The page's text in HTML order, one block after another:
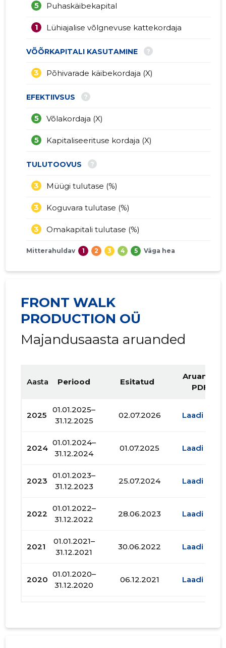
Puhaskäibekapital
5
Lühiajalise võlgnevuse kattekordaja
1
VÕÕRKAPITALI KASUTAMINE ?
Põhivarade käibekordaja (X)
3
EFEKTIIVSUS ?
Võlakordaja (X)
5
Kapitaliseerituse kordaja (X)
5
TULUTOOVUS ?
Müügi tulutase (%)
3
Koguvara tulutase (%)
3
Omakapitali tulutase (%)
3
Mitterahuldav 1 2 3 4 5 Väga hea
FRONT WALK
PRODUCTION OÜ
Majandusaasta aruanded
Aasta Periood Esitatud
Aruande
PDF
2025
01.01.2025–
31.12.2025
02.07.2026 Laadi alla
2024
01.01.2024–
31.12.2024
01.07.2025 Laadi alla
2023
01.01.2023–
31.12.2023
25.07.2024 Laadi alla
2022
01.01.2022–
31.12.2022
28.06.2023 Laadi alla
2021
01.01.2021–
31.12.2021
30.06.2022 Laadi alla
2020
01.01.2020–
31.12.2020
06.12.2021 Laadi alla